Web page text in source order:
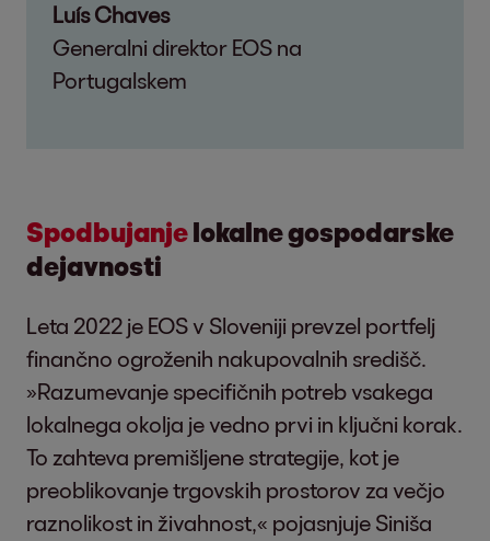
Luís Chaves
Generalni direktor EOS na
Portugalskem
Spodbujanjelokalne gospodarske
dejavnosti
Leta 2022 je EOS v Sloveniji prevzel portfelj
finančno ogroženih nakupovalnih središč.
»Razumevanje specifičnih potreb vsakega
lokalnega okolja je vedno prvi in ključni korak.
To zahteva premišljene strategije, kot je
preoblikovanje trgovskih prostorov za večjo
raznolikost in živahnost,« pojasnjuje Siniša